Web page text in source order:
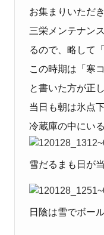
お集まりいただ
三栄メンテナン
るので、略して
この時期は「寒コ
と書いた方が正
当日も朝は氷点
冷蔵庫の中にい
雪だるまも日が
日陰は雪でボー